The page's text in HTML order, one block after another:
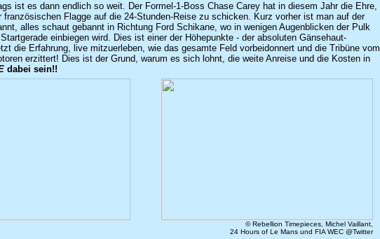
ist es dann endlich so weit. Der Formel-1-Boss Chase Carey hat in diesem Jahr die Ehre,
französischen Flagge auf die 24-Stunden-Reise zu schicken. Kurz vorher ist man auf der
alles schaut gebannt in Richtung Ford Schikane, wo in wenigen Augenblicken der Pulk
einbiegen wird. Dies ist einer der Höhepunkte - der absoluten Gänsehaut-
die Erfahrung, live mitzuerleben, wie das gesamte Feld vorbeidonnert und die Tribüne vom
erzittert! Dies ist der Grund, warum es sich lohnt, die weite Anreise und die Kosten in
dabei sein!!
© Rebellion Timepieces, Michel Vaillant,
24 Hours of Le Mans und FIA WEC @Twitter